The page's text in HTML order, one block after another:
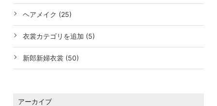
ヘアメイク (25)
衣裳カテゴリを追加 (5)
新郎新婦衣裳 (50)
アーカイブ